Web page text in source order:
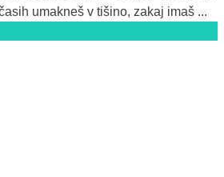
umakneš v tišino, zakaj imaš ...